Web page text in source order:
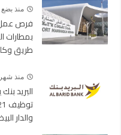
ورابطمنذ بضع
فرص
بمطارات
طريق
منذ شهر
البريد
والدار